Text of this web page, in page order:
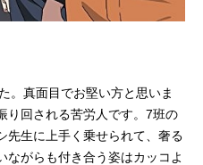
原作：青山剛昌企画：諏訪
桂一プロデューサー：米
ー：近藤秀峰監督：山本泰
：大野克夫キャラクター・
...
。真面目でお堅い方と思いま
り回される苦労人です。7班の
先生に上手く乗せられて、奢る
ながらも付き合う姿はカッコよ